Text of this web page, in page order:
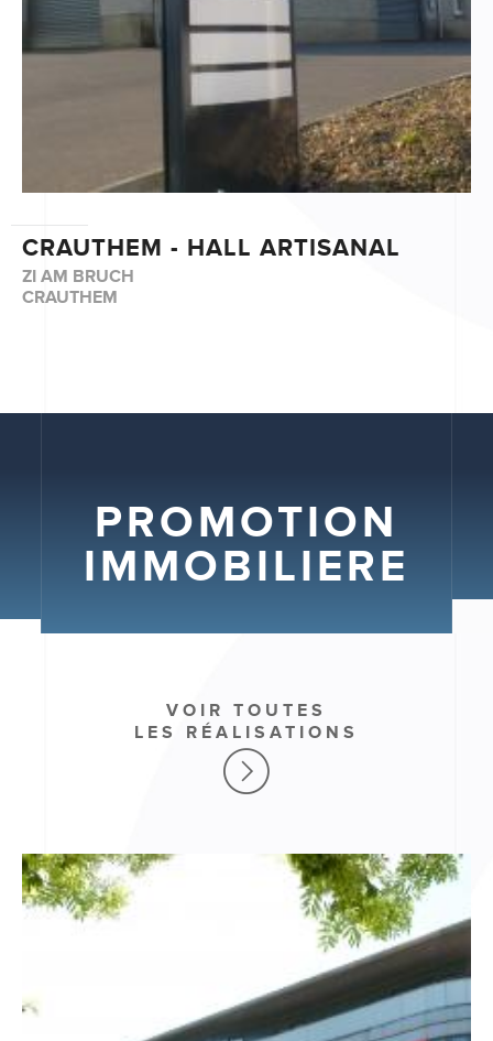
CRAUTHEM - HALL ARTISANAL
ZI AM BRUCH
CRAUTHEM
PROMOTION
IMMOBILIERE
VOIR TOUTES
LES RÉALISATIONS